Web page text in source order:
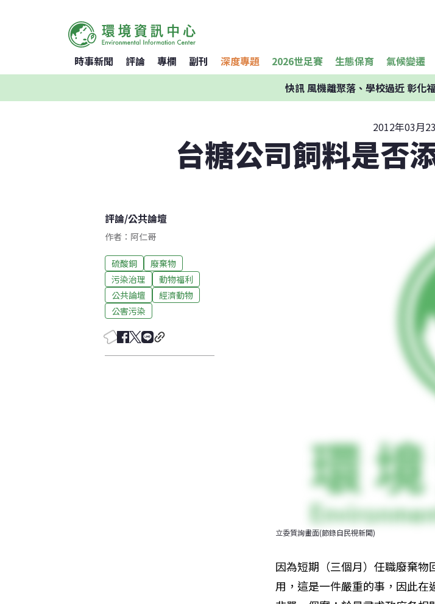
時事新聞 評論 專欄 副刊 深度專題 2026世足賽 生態保育 氣候變遷
快訊風機離聚落、學校過近 彰化
2012年03月
台糖公司飼料是否
評論/公共論壇
作者：阿仁哥
硫酸銅
廢棄物
污染治理
動物福利
公共論壇
經濟動物
公害污染
立委質詢畫面(節錄自民視新聞)
因為短期（三個月）任職廢棄
用，這是一件嚴重的事，因此